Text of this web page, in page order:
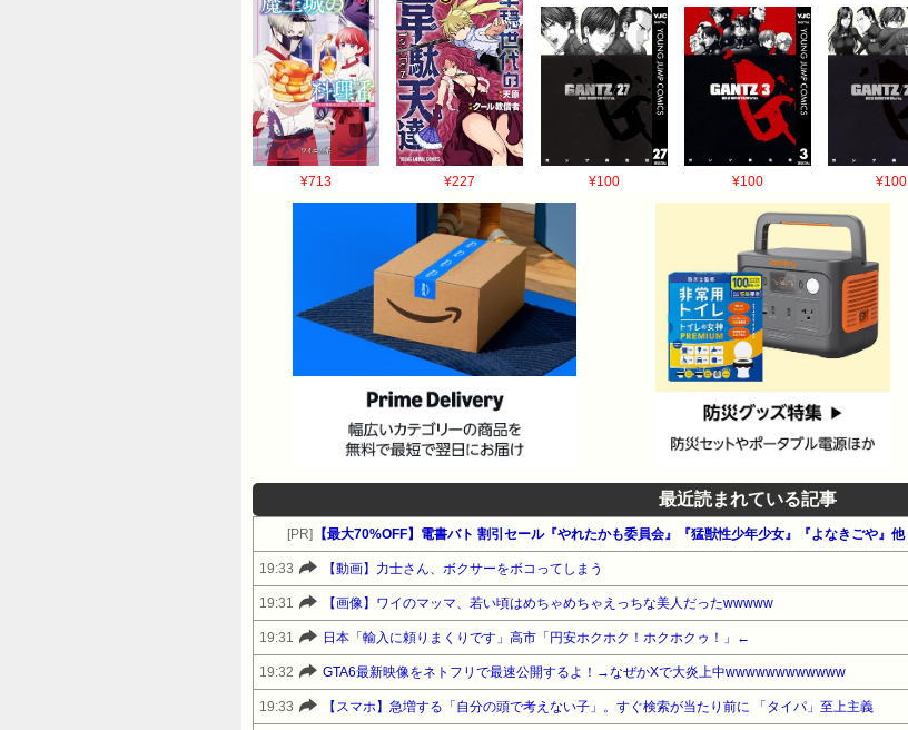
¥713 ¥227 ¥100 ¥100 ¥100
最近読まれている記事
[PR] 【最大70%OFF】電書バト 割引セール『やれたかも委員会』『猛獣性少年少女』『よなきごや』他
19:33 【動画】力士さん、ボクサーをボコってしまう
19:31 【画像】ワイのマッマ、若い頃はめちゃめちゃえっちな美人だったwwwww
19:31 日本「輸入に頼りまくりです」高市「円安ホクホク！ホクホクゥ！」←
19:32 GTA6最新映像をネトフリで最速公開するよ！→なぜかXで大炎上中wwwwwwwwwwww
19:33 【スマホ】急増する「自分の頭で考えない子」。すぐ検索が当たり前に 「タイパ」至上主義